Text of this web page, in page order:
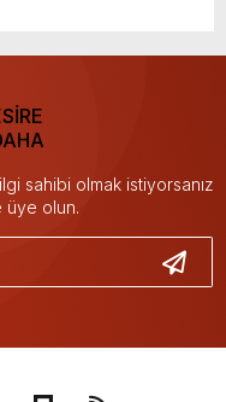
sahibi olmak istiyorsanız
üye olun.